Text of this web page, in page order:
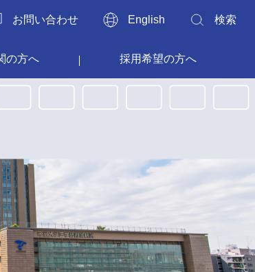
お問い合わせ English 検索
の方へ 採用希望の方へ